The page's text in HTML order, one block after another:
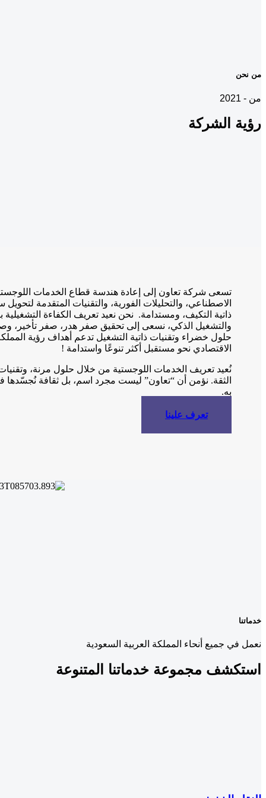
من نحن
من - 2021
رؤية الشركة
تسعى شركة تعاون إلى إعادة هندسة قطاع الخدمات
الاصطناعي، والتحليلات الفورية، والتقنيات المتقدمة
ذاتية التكيف، ومستدامة. نحن نعيد تعريف الكفاءة
والتشغيل الذكي، نسعى إلى تحقيق صفر هدر، صفر تأخير،
الاقتصادي نحو مستقبل أكثر تنوعًا واستدامة !
نُعيد تعريف الخدمات اللوجستية من خلال حلول مرنة،
الثقة. نؤمن أن “تعاون” ليست مجرد اسم، بل ثقافة
به.
تعرف علينا
خدماتنا
نعمل في جميع أنحاء المملكة العربية السعودية
استكشف مجموعة خدماتنا المتنوعة